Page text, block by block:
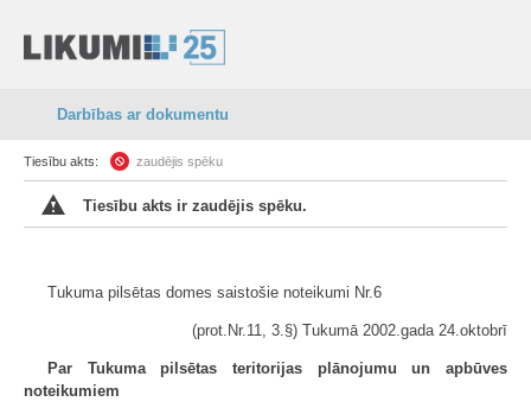
Darbības ar dokumentu
Tiesību akts: zaudējis spēku
Tiesību akts ir zaudējis spēku.
Tukuma pilsētas domes saistošie noteikumi Nr.6
(prot.Nr.11, 3.§) Tukumā 2002.gada 24.oktobrī
Par Tukuma pilsētas teritorijas plānojumu un apbūves
noteikumiem